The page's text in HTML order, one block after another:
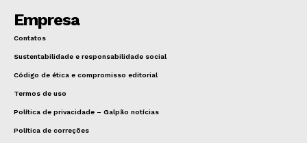
Empresa
Contatos
Sustentabilidade e responsabilidade social
Código de ética e compromisso editorial
Termos de uso
Política de privacidade – Galpão notícias
Política de correções